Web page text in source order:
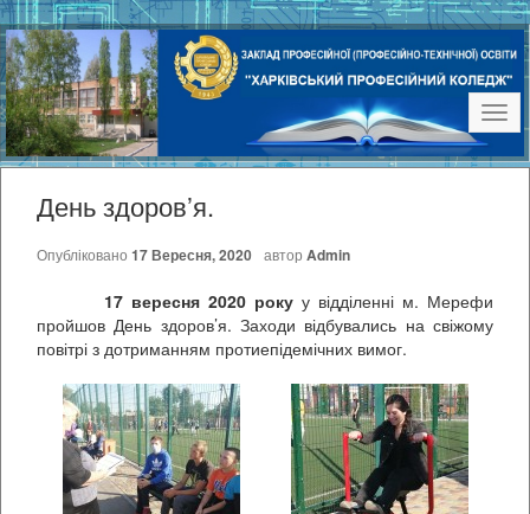
День здоров’я.
Опубліковано 17 Вересня, 2020 автор Admin
17 вересня 2020 року у відділенні м. Мерефи
пройшов День здоров’я. Заходи відбувались на свіжому
повітрі з дотриманням протиепідемічних вимог.